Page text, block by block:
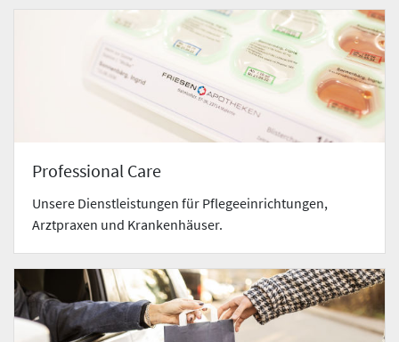
Professional Care
Unsere Dienstleistungen für Pflegeeinrichtungen,
Arztpraxen und Krankenhäuser.